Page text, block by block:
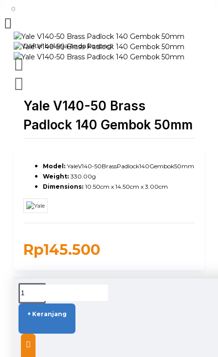
0
Daftar belanja Anda kosong!
Yale V140-50 Brass
Padlock 140 Gembok 50mm
Rp145.500
Model: YaleV140-50BrassPadlock140Gembok50mm
Weight: 330.00g
Dimensions: 10.50cm x 14.50cm x 3.00cm
+ Keranjang
DUKUNGAN PENGIRIMAN